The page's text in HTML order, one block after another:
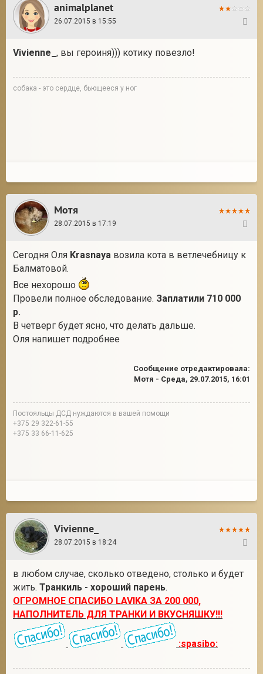
animalplanet
26.07.2015 в 15:55
Vivienne_ , вы героиня))) котику повезло!
собака - это сердце, бьющееся у ног
Мотя
28.07.2015 в 17:19
Сегодня Оля Krasnaya возила кота в ветлечебницу к
Балматовой.
Все нехорошо
Провели полное обследование. Заплатили 710 000
р.
В четверг будет ясно, что делать дальше.
Оля напишет подробнее
Сообщение отредактировала:
Мотя - Среда, 29.07.2015, 16:01
Постояльцы ДСД нуждаются в вашей помощи
+375 29 322-61-55
+375 33 66-11-625
Vivienne_
28.07.2015 в 18:24
в любом случае, сколько отведено, столько и будет
жить. Транкиль - хороший парень.
ОГРОМНОЕ СПАСИБО LAVIKA ЗА 200 000,
НАПОЛНИТЕЛЬ ДЛЯ ТРАНКИ И ВКУСНЯШКУ!!!
:spasibo: